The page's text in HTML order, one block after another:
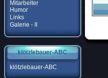
Mitarbeiter
Humor
Links
Galerie - II
klötzlebauer-ABC
klötzlebauer-ABC